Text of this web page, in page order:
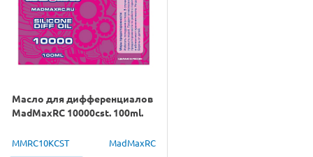
Масло для дифференциалов
MadMaxRC 10000cst. 100ml.
MMRC10KCST MadMaxRC